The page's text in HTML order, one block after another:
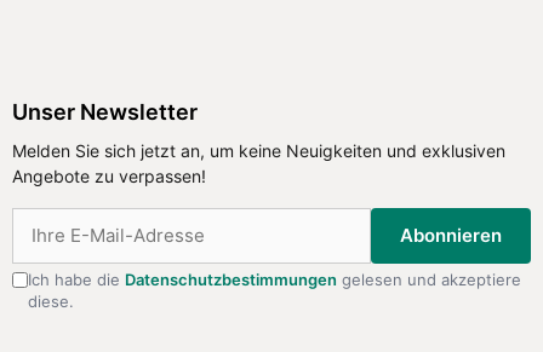
Unser Newsletter
Melden Sie sich jetzt an, um keine Neuigkeiten und exklusiven
Angebote zu verpassen!
Abonnieren
Ich habe die Datenschutzbestimmungen gelesen und akzeptiere
diese.
zu verpassen!
Abonnieren